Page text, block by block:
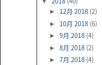
► 12月 2018 (2)
► 10月 2018 (6)
► 9月 2018 (4)
► 8月 2018 (2)
► 7月 2018 (4)